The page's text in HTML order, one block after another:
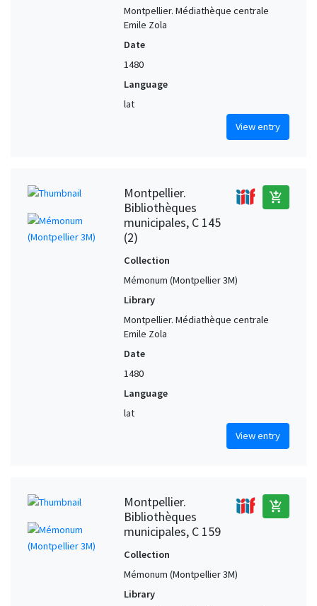
Montpellier. Médiathèque centrale
Emile Zola
Date
1480
Language
lat
View entry
Montpellier.
Bibliothèques
municipales, C 145
(2)
add_shopping_cart
Collection
Mémonum (Montpellier 3M)
Library
Montpellier. Médiathèque centrale
Emile Zola
Date
1480
Language
lat
View entry
Montpellier.
Bibliothèques
municipales, C 159
add_shopping_cart
Collection
Mémonum (Montpellier 3M)
Library